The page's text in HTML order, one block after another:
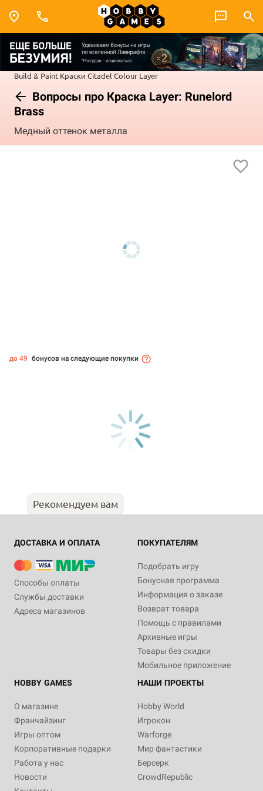
Build & Paint Краски Citadel Colour Layer
Вопросы про Краска Layer: Runelord
Brass
Медный оттенок металла
до 49 бонусов на следующие покупки
Рекомендуем вам
ДОСТАВКА И ОПЛАТА
Способы оплаты
Службы доставки
Адреса магазинов
ПОКУПАТЕЛЯМ
Подобрать игру
Бонусная программа
Информация о заказе
Возврат товара
Помощь с правилами
Архивные игры
Товары без скидки
Мобильное приложение
HOBBY GAMES
О магазине
Франчайзинг
Игры оптом
Корпоративные подарки
Работа у нас
Новости
НАШИ ПРОЕКТЫ
Hobby World
Игрокон
Warforge
Мир фантастики
Берсерк
CrowdRepublic